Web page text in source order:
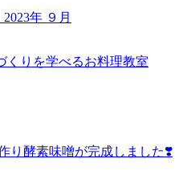
年 ９月
くりを学べるお料理教室
り酵素味噌が完成しました❣️